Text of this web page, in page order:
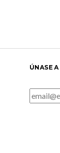
ÚNASE